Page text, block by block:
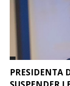
PRESIDENTA